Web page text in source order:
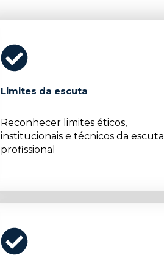
Limites da escuta
Reconhecer limites éticos,
institucionais e técnicos da escuta
profissional